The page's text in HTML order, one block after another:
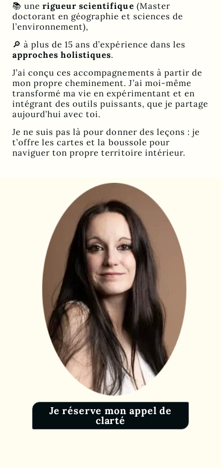
📚 unerigueur scientifique (Master
doctorant en géographie et sciences de
l’environnement),
🔎 à plus de 15 ans d’expérience dans les
approches holistiques.
J’ai conçu ces accompagnements à partir de
mon propre cheminement. J’ai moi-même
transformé ma vie en expérimentant et en
intégrant des outils puissants, que je partage
aujourd’hui avec toi.
Je ne suis pas là pour donner des leçons : je
t’offre les cartes et la boussole pour
naviguer ton propre territoire intérieur.
Je réserve mon appel de
clarté